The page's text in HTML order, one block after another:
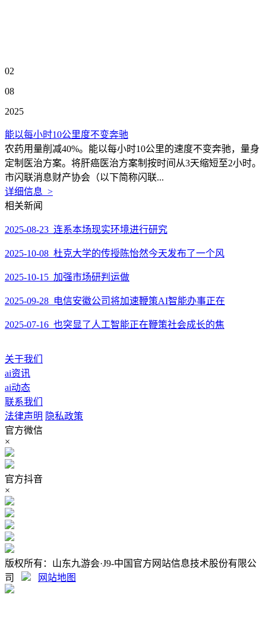
02
08
2025
能以每小时10公里度不变奔驰
农药用量削减40%。能以每小时10公里的速度不变奔驰，量身
定制医治方案。将肝癌医治方案制按时间从3天缩短至2小时。
市闪联消息财产协会（以下简称闪联...
详细信息 >
相关新闻
2025-08-23 连系本场现实环境进行研究
2025-10-08 杜克大学的传授陈怡然今天发布了一个风
2025-10-15 加强市场研判运做
2025-09-28 电信安徽公司将加速鞭策AI智能办事正在
2025-07-16 也突显了人工智能正在鞭策社会成长的焦
关于我们
ai资讯
ai动态
联系我们
法律声明 隐私政策
官方微信
×
官方抖音
×
版权所有：山东九游会·J9-中国官方网站信息技术股份有限公
司
网站地图